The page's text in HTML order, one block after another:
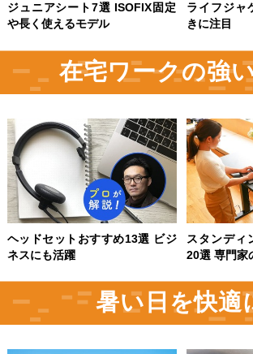
ジュニアシート7選 ISOFIX固定
や長く使えるモデル
ライフジャ
きに注目
在宅ワークの強
ヘッドセットおすすめ13選 ビジ
ネスにも活躍
スタンディ
20選 専門家
暑い日を快適